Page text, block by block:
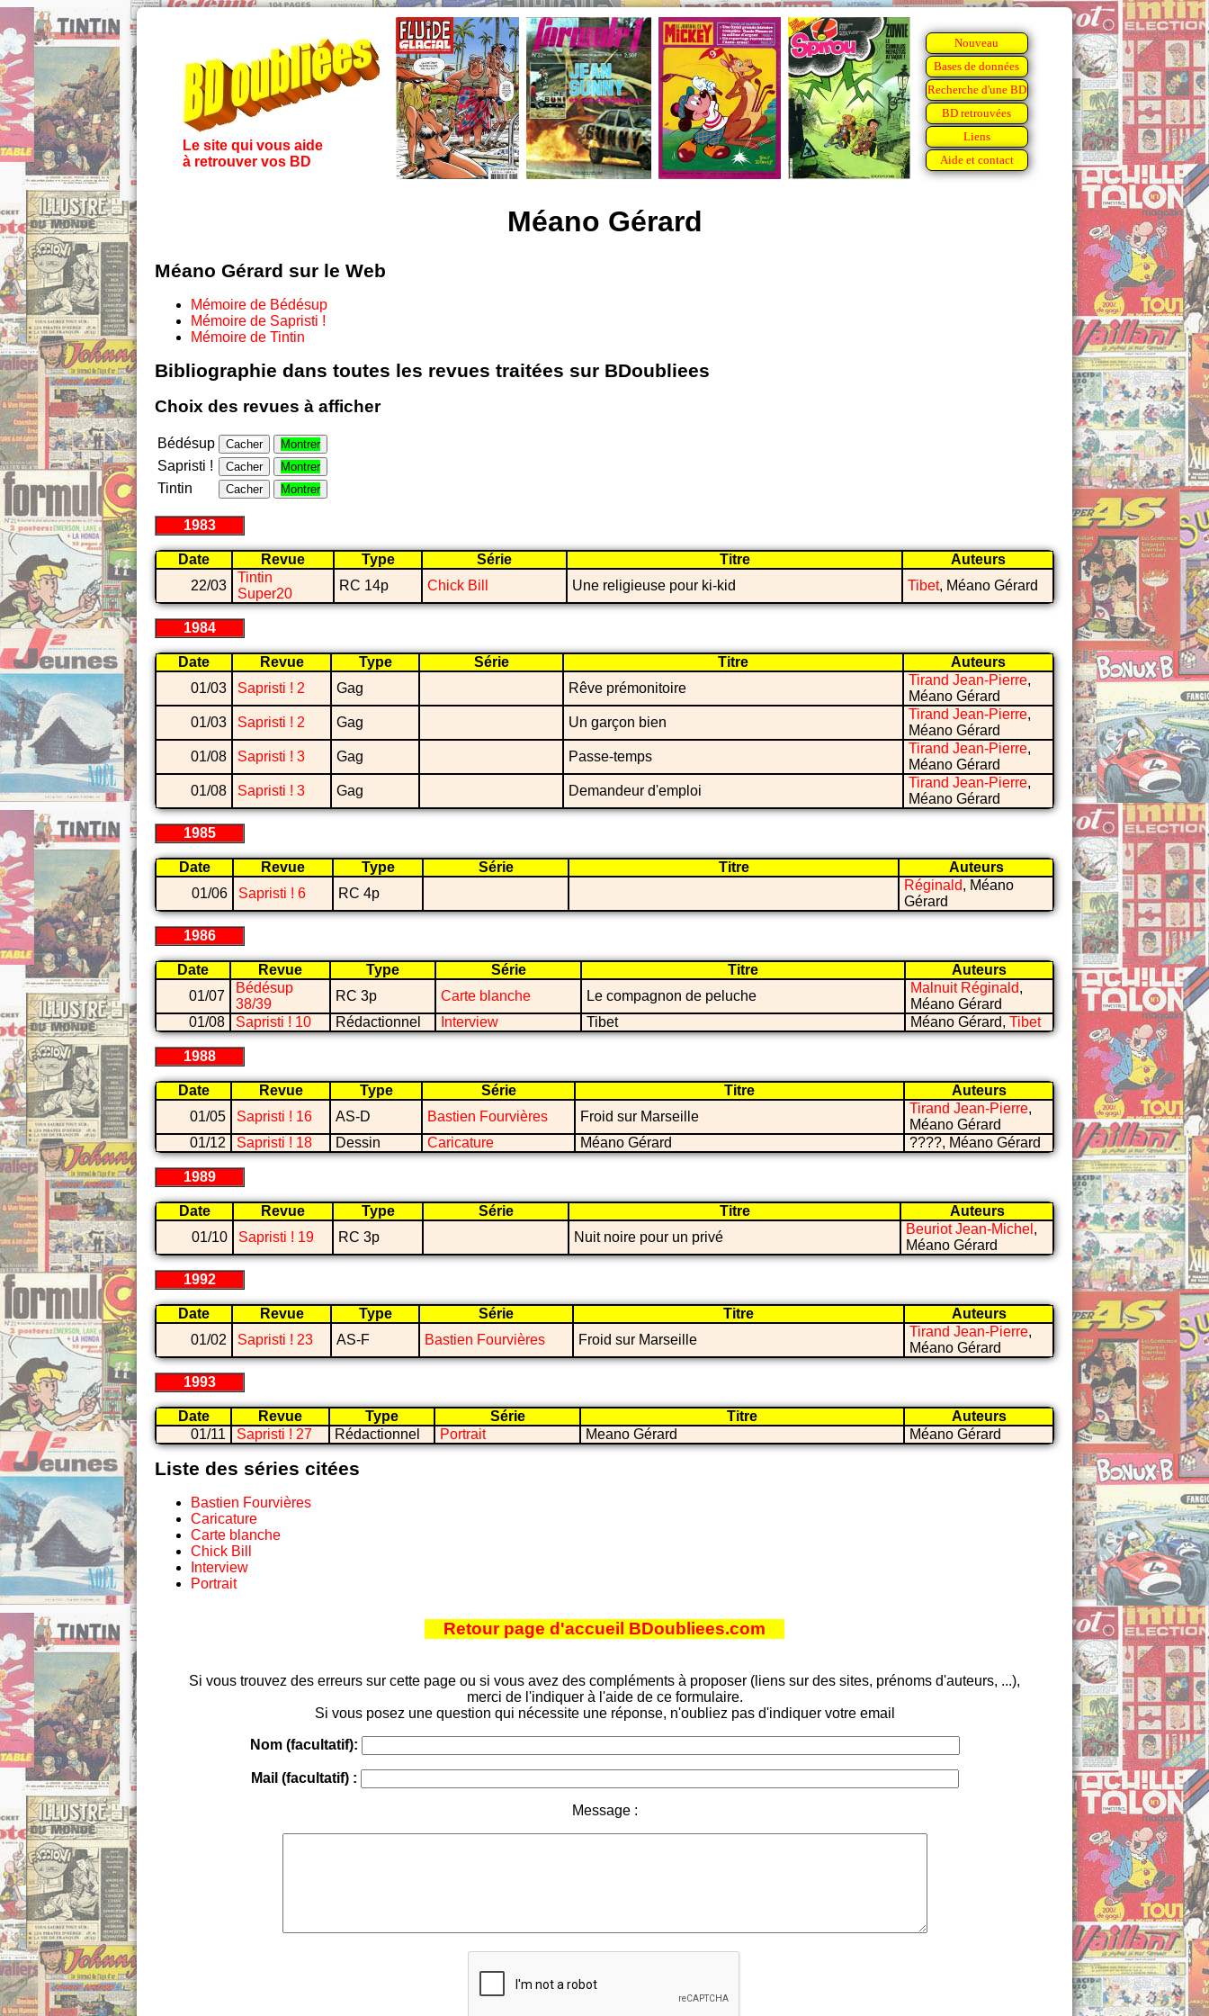
Le site qui vous aide
à retrouver vos BD
Nouveau
Bases de données
Recherche d'une BD
BD retrouvées
Liens
Aide et contact
Méano Gérard
Méano Gérard sur le Web
Mémoire de Bédésup
Mémoire de Sapristi !
Mémoire de Tintin
Bibliographie dans toutes les revues traitées sur BDoubliees
Choix des revues à afficher
Bédésup Cacher Montrer
Sapristi ! Cacher Montrer
Tintin Cacher Montrer
1983
Date Revue Type Série Titre
Auteurs
22/03
Tintin
Super20
RC 14p Chick Bill Une religieuse pour ki-kid Tibet, Méano Gérard
1984
Date Revue Type Série Titre
Auteurs
01/03
Sapristi ! 2 Gag Rêve prémonitoire
Tirand Jean-Pierre,
Méano Gérard
01/03
Sapristi ! 2 Gag Un garçon bien
Tirand Jean-Pierre,
Méano Gérard
01/08
Sapristi ! 3 Gag Passe-temps
Tirand Jean-Pierre,
Méano Gérard
01/08
Sapristi ! 3 Gag Demandeur d'emploi
Tirand Jean-Pierre,
Méano Gérard
1985
Date Revue Type Série Titre
Auteurs
01/06
Sapristi ! 6 RC 4p
Réginald, Méano
Gérard
1986
Date Revue Type Série Titre
Auteurs
01/07
Bédésup
38/39
RC 3p Carte blanche Le compagnon de peluche
Malnuit Réginald,
Méano Gérard
01/08
Sapristi ! 10 Rédactionnel Interview Tibet Méano Gérard, Tibet
1988
Date Revue Type Série Titre
Auteurs
01/05
Sapristi ! 16 AS-D Bastien Fourvières Froid sur Marseille
Tirand Jean-Pierre,
Méano Gérard
01/12
Sapristi ! 18 Dessin Caricature Méano Gérard ????, Méano Gérard
1989
Date Revue Type Série Titre
Auteurs
01/10
Sapristi ! 19 RC 3p Nuit noire pour un privé
Beuriot Jean-Michel ,
Méano Gérard
1992
Date Revue Type Série Titre
Auteurs
01/02
Sapristi ! 23 AS-F Bastien Fourvières Froid sur Marseille
Tirand Jean-Pierre,
Méano Gérard
1993
Date Revue Type Série Titre
Auteurs
01/11
Sapristi ! 27 Rédactionnel Portrait Meano Gérard Méano Gérard
Liste des séries citées
Bastien Fourvières
Caricature
Carte blanche
Chick Bill
Interview
Portrait
Retour page d'accueil BDoubliees.com
Si vous trouvez des erreurs sur cette page ou si vous avez des compléments à proposer (liens sur des sites, prénoms d'auteurs, ...),
merci de l'indiquer à l'aide de ce formulaire.
Si vous posez une question qui nécessite une réponse, n'oubliez pas d'indiquer votre email
Nom (facultatif):
Mail (facultatif) :
Message :